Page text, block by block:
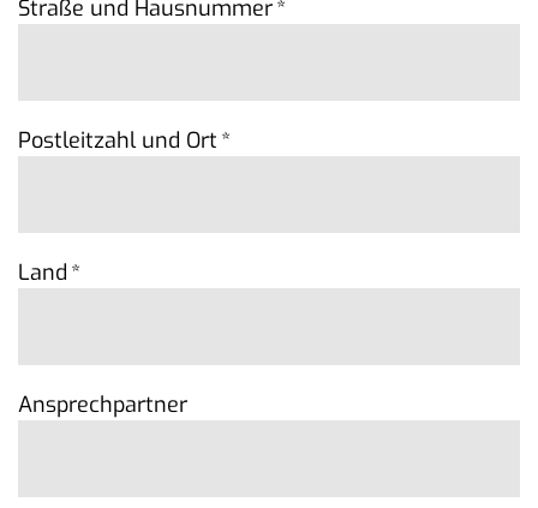
Straße und Hausnummer*
Postleitzahl und Ort *
Land *
Ansprechpartner